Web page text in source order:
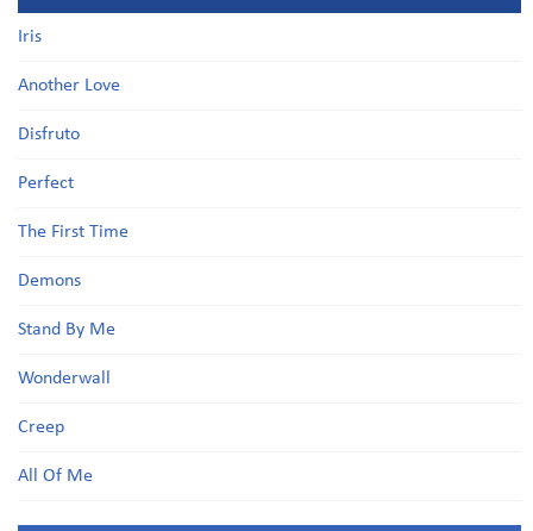
Iris
Another Love
Disfruto
Perfect
The First Time
Demons
Stand By Me
Wonderwall
Creep
All Of Me